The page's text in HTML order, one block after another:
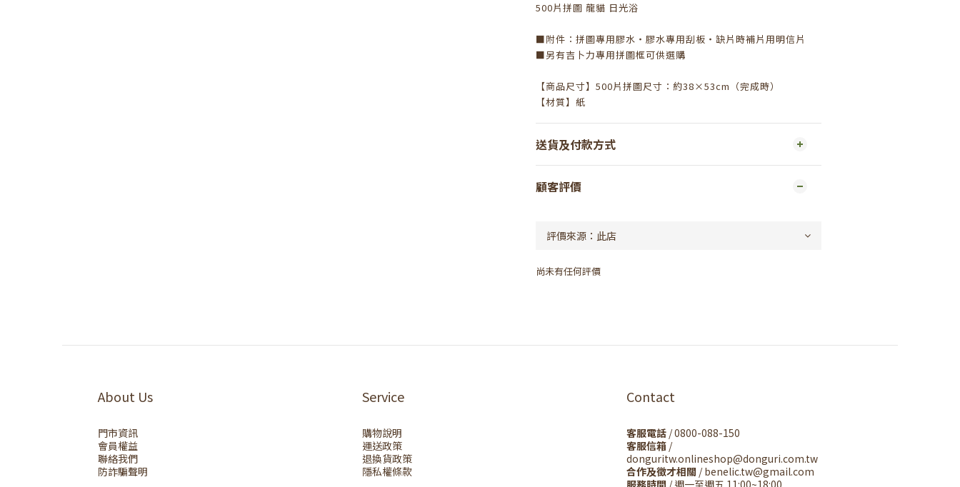
500片拼圖 龍貓 日光浴
■附件：拼圖專用膠水・膠水專用刮板・缺片時補片用明信片
■另有吉卜力專用拼圖框可供選購
【商品尺寸】 500片拼圖尺寸：約38×53cm （完成時）
【材質】 紙
送貨及付款方式
顧客評價
尚未有任何評價
About Us
門市資訊
會員權益
聯絡我們
防詐騙聲明
Service
購物說明
運送政策
退換貨政策
隱私權條款
Contact
客服電話 / 0800-088-150
客服信箱 /
donguritw.onlineshop@donguri.com.tw
合作及徵才相關 / benelic.tw@gmail.com
服務時間 / 週一至週五 11:00~18:00